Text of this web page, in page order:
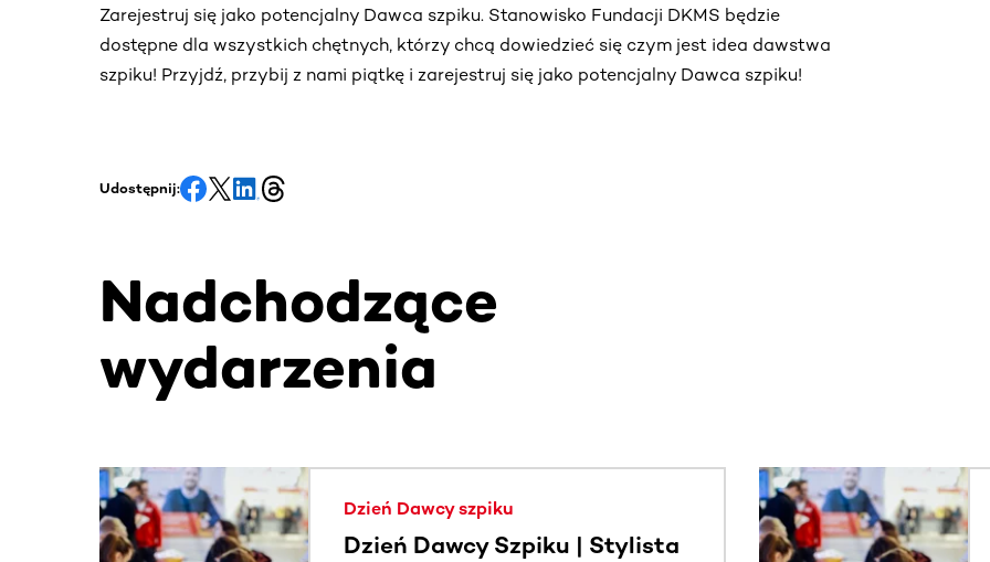
Zarejestruj się jako potencjalny Dawca szpiku. Stanowisko Fundacji DKMS będzie
dostępne dla wszystkich chętnych, którzy chcą dowiedzieć się czym jest idea dawstwa
szpiku! Przyjdź, przybij z nami piątkę i zarejestruj się jako potencjalny Dawca szpiku!
Udostępnij:
Nadchodzące
wydarzenia
Ta sekcja zawiera treści przewijane w poziomie. Użyj klawisza Tab lub przesuń palcem, aby zobaczyć
Dzień Dawcy szpiku
Dzień Dawcy Szpiku | Stylista